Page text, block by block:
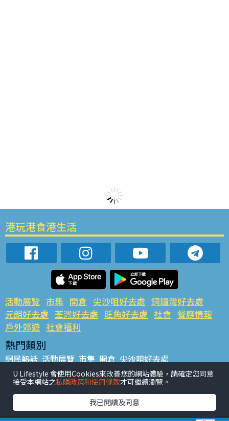
港玩港食港生活
活動展覽 市集 開倉 尖沙咀好去處 銅鑼灣好去處
元朗好去處 荃灣好去處 旺角好去處 社會 餐廳情報
戶外郊遊 社會福利
熱門類別
網民熱話 活動展覽 市集 開倉 尖沙咀好去處
銅鑼灣好去處 元朗好去處 荃灣好去處 旺角好去處 社會
餐廳情報 戶外郊遊
熱門標籤
#UGO搵好去處 #人氣活動推介 #美食社群熱話
U Lifestyle 會使用Cookies來改善您的網站體驗，請確定您同意
接受本網站之私隱政策和使用條款才可繼續瀏覽。
我已閱讀及同意